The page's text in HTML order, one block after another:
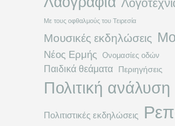
Με τους οφθαλμούς του Τειρεσία
Μουσικές εκδηλώσεις
Νέος Ερμής Ονομασίες οδών
Παιδικά θεάματα Περιηγήσεις
Πολιτική ανάλυση
Πολιτιστικές εκδηλώσεις